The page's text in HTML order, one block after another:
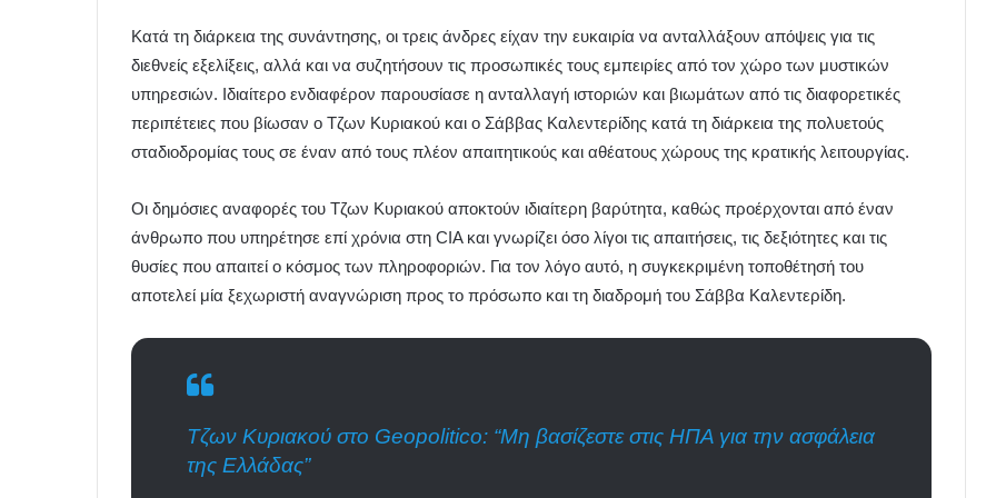
Κατά τη διάρκεια της συνάντησης, οι τρεις άνδρες είχαν την ευκαιρία να ανταλλάξουν απόψεις για τις
διεθνείς εξελίξεις, αλλά και να συζητήσουν τις προσωπικές τους εμπειρίες από τον χώρο των μυστικών
υπηρεσιών. Ιδιαίτερο ενδιαφέρον παρουσίασε η ανταλλαγή ιστοριών και βιωμάτων από τις διαφορετικές
περιπέτειες που βίωσαν ο Τζων Κυριακού και ο Σάββας Καλεντερίδης κατά τη διάρκεια της πολυετούς
σταδιοδρομίας τους σε έναν από τους πλέον απαιτητικούς και αθέατους χώρους της κρατικής λειτουργίας.
Οι δημόσιες αναφορές του Τζων Κυριακού αποκτούν ιδιαίτερη βαρύτητα, καθώς προέρχονται από έναν
άνθρωπο που υπηρέτησε επί χρόνια στη CIA και γνωρίζει όσο λίγοι τις απαιτήσεις, τις δεξιότητες και τις
θυσίες που απαιτεί ο κόσμος των πληροφοριών. Για τον λόγο αυτό, η συγκεκριμένη τοποθέτησή του
αποτελεί μία ξεχωριστή αναγνώριση προς το πρόσωπο και τη διαδρομή του Σάββα Καλεντερίδη.
Τζων Κυριακού στο Geopolitico: “Μη βασίζεστε στις ΗΠΑ για την ασφάλεια
της Ελλάδας”